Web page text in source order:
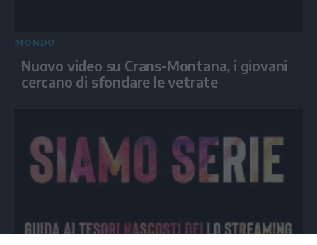
MONDO
Nuovo video su Crans-Montana, i giovani
cercano di sfondare le vetrate